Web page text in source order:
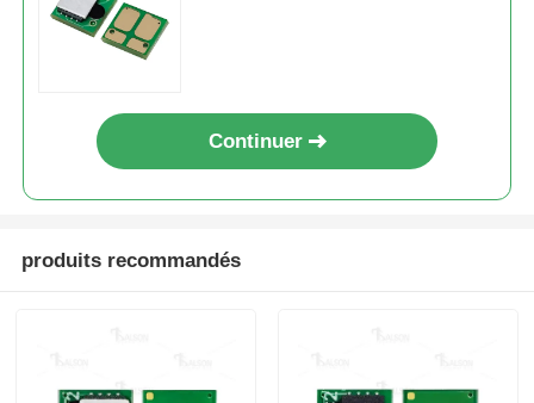
La puce de Pantum
Continuer
produits recommandés